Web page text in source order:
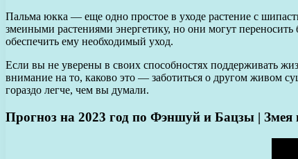
Пальма юкка — еще одно простое в уходе растение с
змеиными растениями энергетику, но они могут переносить
обеспечить ему необходимый уход.
Если вы не уверены в своих способностях поддерживать
внимание на то, каково это — заботиться о другом живом
гораздо легче, чем вы думали.
Прогноз на 2023 год по Фэншуй и Бацзы | Змея